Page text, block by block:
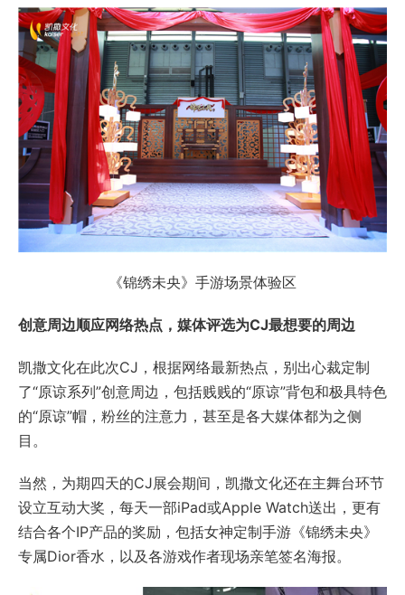
《锦绣未央》手游场景体验区
创意周边顺应网络热点，媒体评选为CJ最想要的周边
凯撒文化在此次CJ，根据网络最新热点，别出心裁定制
了“原谅系列”创意周边，包括贱贱的“原谅”背包和极具特色
的“原谅”帽，粉丝的注意力，甚至是各大媒体都为之侧
目。
当然，为期四天的CJ展会期间，凯撒文化还在主舞台环节
设立互动大奖，每天一部iPad或Apple Watch送出，更有
结合各个IP产品的奖励，包括女神定制手游《锦绣未央》
专属Dior香水，以及各游戏作者现场亲笔签名海报。